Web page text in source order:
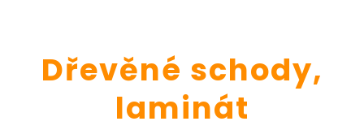
Dřevěné schody,
laminát